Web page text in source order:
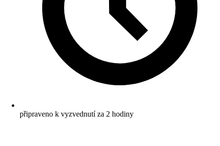
připraveno k vyzvednutí za 2 hodiny